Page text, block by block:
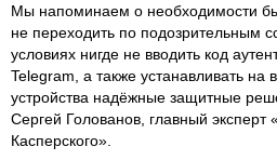
Мы напоминаем о необходимости
не переходить по подозрительным
условиях нигде не вводить код
Telegram, а также устанавливать на
устройства надёжные защитные
Сергей Голованов, главный эксперт
Касперского».